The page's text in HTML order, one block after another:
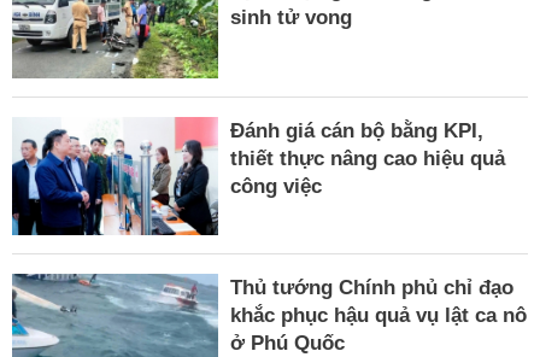
sinh tử vong
Đánh giá cán bộ bằng KPI,
thiết thực nâng cao hiệu quả
công việc
Thủ tướng Chính phủ chỉ đạo
khắc phục hậu quả vụ lật ca nô
ở Phú Quốc